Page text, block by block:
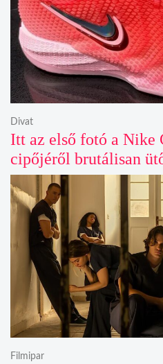
Itt az első fotó a Nike
cipőjéről brutálisan
Divat
Filmipar